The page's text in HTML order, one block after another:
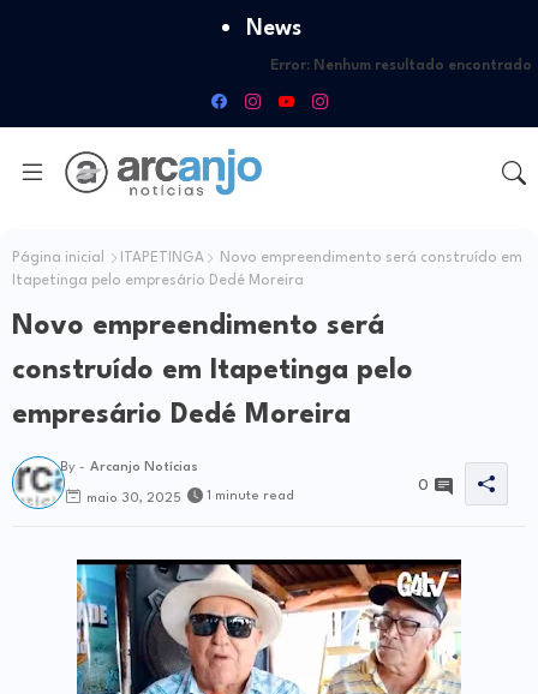
News
Error: Nenhum resultado encontrado
Página inicial ITAPETINGA
Novo empreendimento será construído em
Itapetinga pelo empresário Dedé Moreira
Novo empreendimento será
construído em Itapetinga pelo
empresário Dedé Moreira
By - Arcanjo Notícias
maio 30, 2025 1 minute read
0